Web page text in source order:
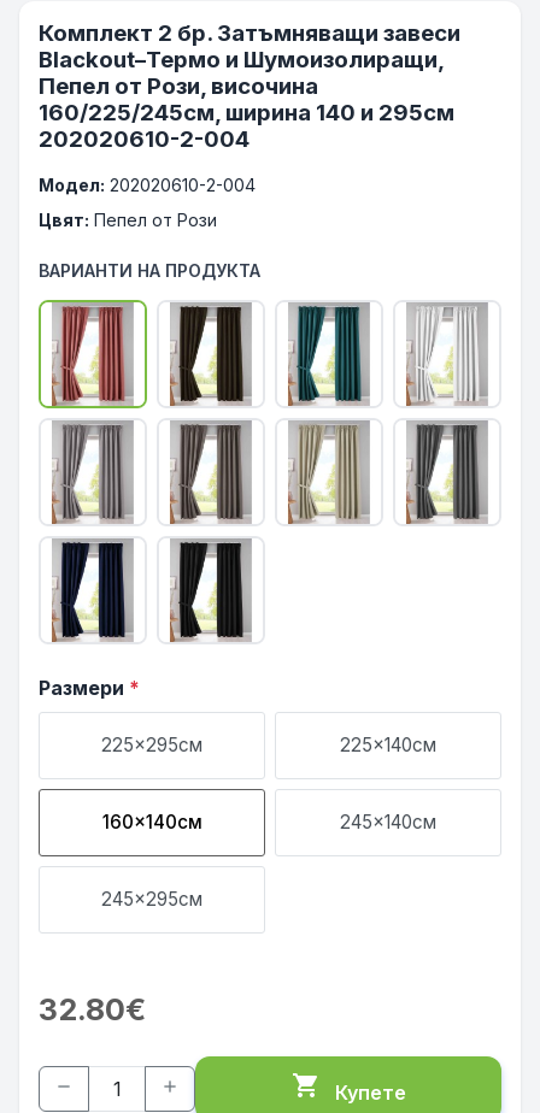
Комплект 2 бр. Затъмняващи завеси
Blackout–Термо и Шумоизолиращи,
Пепел от Рози, височина
160/225/245см, ширина 140 и 295см
202020610-2-004
Модел: 202020610-2-004
Цвят: Пепел от Рози
ВАРИАНТИ НА ПРОДУКТА
Размери *
225x295см 225x140см
160x140см 245x140см
245x295см
32.80€
remove add shopping_cart Купете